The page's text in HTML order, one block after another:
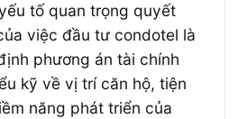
tố quan trọng quyết
việc đầu tư condotel là
phương án tài chính
kỹ về vị trí căn hộ, tiện
năng phát triển của